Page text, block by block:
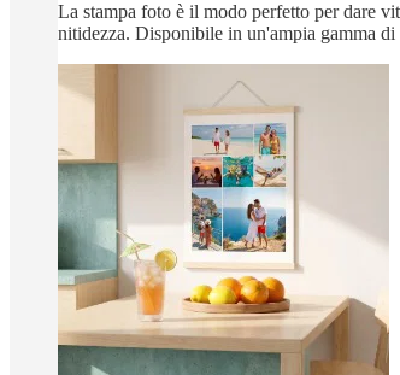
La stampa foto è il modo perfetto per dare
nitidezza. Disponibile in un'ampia gamma